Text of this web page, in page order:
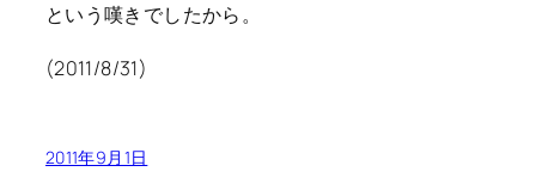
という嘆きでしたから。
(2011/8/31)
2011年9月1日